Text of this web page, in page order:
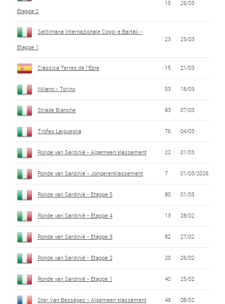
Etappe 2
15 26/03
Settimana Internazionale Coppi e Bartali -
Etappe 1
23 25/03
Clàssica Terres de l'Ebre 15 21/03
Milano - Torino 53 18/03
Strade Bianche 93 07/03
Trofeo Laigueglia 76 04/03
Ronde van Sardinië - Algemeen klassement 22 01/03
Ronde van Sardinië - Jongerenklassement 7 01/03/2026
Ronde van Sardinië - Etappe 5 80 01/03
Ronde van Sardinië - Etappe 4 13 28/02
Ronde van Sardinië - Etappe 3 82 27/02
Ronde van Sardinië - Etappe 2 20 26/02
Ronde van Sardinië - Etappe 1 40 25/02
Ster Van Bessèges - Algemeen klassement 49 08/02